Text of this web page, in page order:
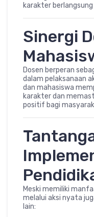
karakter
Sinergi
Dosen berperan
dalam pelaksanaan
dan mahasiswa
karakter dan
positif bagi
Meski memiliki
melalui aksi nyata
lain: